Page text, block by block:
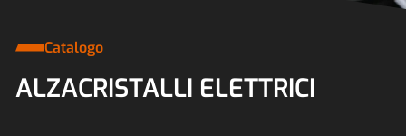
Catalogo
ALZACRISTALLI ELETTRICI